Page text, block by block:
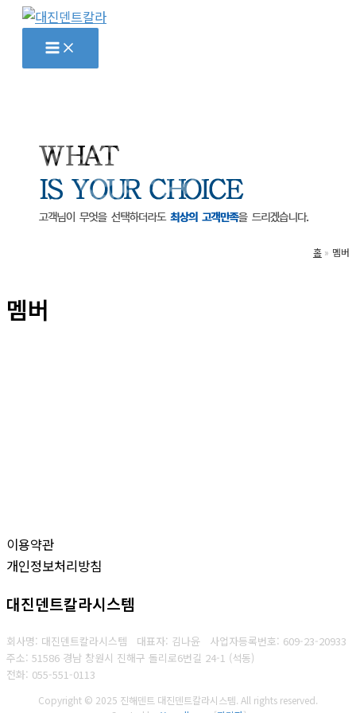
Main
Menu
홈 멤버
멤버
이용약관
개인정보처리방침
대진덴트칼라시스템
회사명: 대진덴트칼라시스템 대표자: 김나윤 사업자등록번호: 609-23-20933
주소: 51586 경남 창원시 진해구 돌리로6번길 24-1 (석동)
전화: 055-551-0113
Copyright © 2025 진해덴트 대진덴트칼라시스템. All rights reserved.